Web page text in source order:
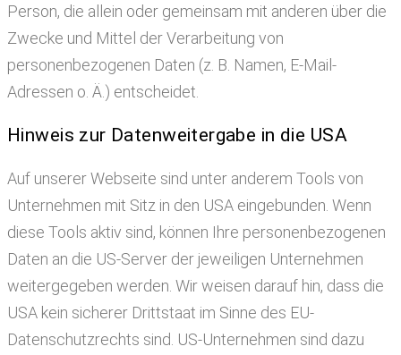
Person, die allein oder gemeinsam mit anderen über die
Zwecke und Mittel der Verarbeitung von
personenbezogenen Daten (z. B. Namen, E-Mail-
Adressen o. Ä.) entscheidet.
Hinweis zur Datenweitergabe in die USA
Auf unserer Webseite sind unter anderem Tools von
Unternehmen mit Sitz in den USA eingebunden. Wenn
diese Tools aktiv sind, können Ihre personenbezogenen
Daten an die US-Server der jeweiligen Unternehmen
weitergegeben werden. Wir weisen darauf hin, dass die
USA kein sicherer Drittstaat im Sinne des EU-
Datenschutzrechts sind. US-Unternehmen sind dazu